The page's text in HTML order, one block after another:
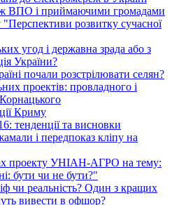
ВПО і приймаючими громадами
розвитку сучасної
угод і державна зрада або з
України?
почали розстрілювати селян?
проектів: провладного і
Криму
тенденції та висновки
і передпоказ кліпу на
проекту УНІАН-АГРО на тему:
бути чи не бути?"
чи реальність? Один з кращих
вивести в офшор?